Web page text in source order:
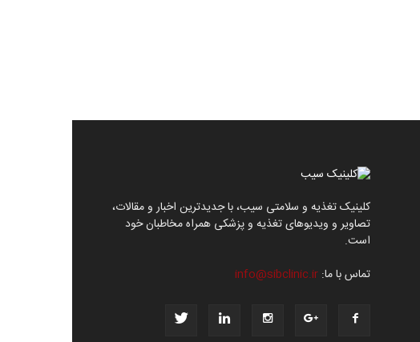
کلینیک تغذیه و سلامتی سیب، با جدیدترین اخبار و مقالات،
تصاویر و ویدیوهای تغذیه و پزشکی همراه مخاطبان خود
است.
تماس با ما: info@sibclinic.ir